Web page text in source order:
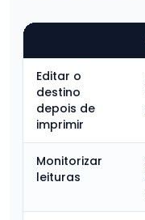
Editar o
destino
depois de
imprimir
Monitorizar
leituras